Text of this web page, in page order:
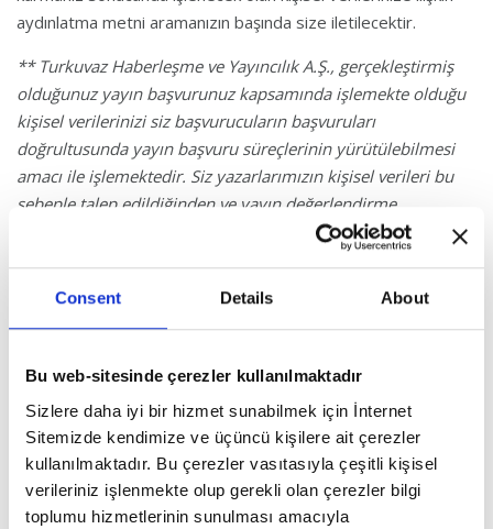
Consent Details About
Bu web-sitesinde çerezler kullanılmaktadır
Sizlere daha iyi bir hizmet sunabilmek için İnternet
Sitemizde kendimize ve üçüncü kişilere ait çerezler
kullanılmaktadır. Bu çerezler vasıtasıyla çeşitli kişisel
verileriniz işlenmekte olup gerekli olan çerezler bilgi
toplumu hizmetlerinin sunulması amacıyla
aydınlatma metni aramanızın başında size iletilecektir.
** Turkuvaz Haberleşme ve Yayıncılık A.Ş., gerçekleştirmiş
olduğunuz yayın başvurunuz kapsamında işlemekte olduğu
kişisel verilerinizi siz başvurucuların başvuruları
doğrultusunda yayın başvuru süreçlerinin yürütülebilmesi
amacı ile işlemektedir. Siz yazarlarımızın kişisel verileri bu
sebeple talep edildiğinden ve yayın değerlendirme
süreçlerinin yürütülmesi amacı ile işlendiğinden dolayı
lütfen başvuru sürecinizin yürütülebilmesi ile ilgisi
bulunmayan kişisel verilerinizi tarafımız ile paylaşmayınız.
verilerinize yer vermemenizi önemle rica ederiz.
2- KİŞİSEL VERİLERİNİZİN TOPLANMASININ YÖNTEMİ VE
HUKUKİ SEBEBİ
Kişisel verileriniz tamamen veya kısmen otomatik olan
yollarla,